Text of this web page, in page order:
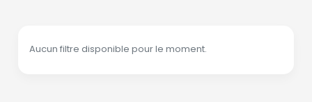
Aucun filtre disponible pour le moment.